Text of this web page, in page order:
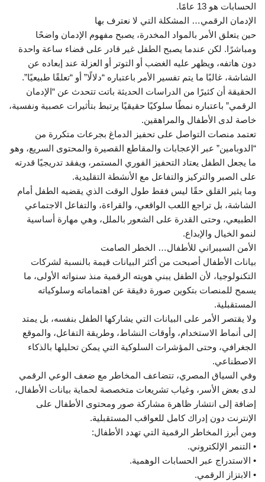
الحسابات هو 13 عامًا.
الإدمان الرقمي… المشكلة التي لا نعترف بها
حين يتعلق الأمر بالمواد المخدرة، يصبح مفهوم الإدمان واضحًا
ومباشرًا. لكن عندما يصبح الطفل غير قادر على قضاء ساعة واحدة
دون هاتفه، ويظهر عليه الغضب أو التوتر أو العزلة عند إبعاده عن
الشاشة، غالبًا ما يتم تفسير الأمر باعتباره “دلالًا” أو “تعلقًا طبيعيًا”.
الحقيقة أن كثيرًا من الدراسات الحديثة باتت تتحدث عن “الإدمان
الرقمي” باعتباره نمطًا سلوكيًا حقيقيًا يرتبط بتأثيرات عصبية ونفسية،
خاصة لدى الأطفال والمراهقين.
تعتمد منصات التواصل على تحفيز الدماغ بجرعات متكررة من
“الدوبامين” عبر الإعجابات والمقاطع القصيرة والمحتوى السريع، وهو
ما يجعل الطفل يعتاد التحفيز الفوري المستمر، ويفقد تدريجيًا قدرته
على الصبر والتركيز والتفاعل مع الأنشطة التقليدية.
وما يثير القلق حقًا ليس فقط طول الوقت الذي يقضيه الطفل أمام
الشاشة، بل تراجع اللعب الواقعي، والقراءة، والتفاعل الاجتماعي
الطبيعي، وحتى القدرة على الشعور بالملل، وهي مهارة أساسية
لنمو الخيال والإبداع.
الأمن السيبراني للأطفال… الخطر الصامت
بيانات الأطفال أصبحت من أكثر البيانات قيمة بالنسبة لشركات
التكنولوجيا، لأن الطفل يبني هويته الرقمية منذ سنواته الأولى، ما
يسمح للمنصات بتكوين صورة دقيقة عن اهتماماته وسلوكياته
المستقبلية.
ولا يقتصر الأمر على البيانات التي يشاركها الطفل بنفسه، بل يمتد
إلى أنماط الاستخدام، وأوقات النشاط، وطريقة التفاعل، والموقع
الجغرافي، وحتى المؤشرات السلوكية التي يمكن تحليلها بالذكاء
الاصطناعي.
وفي السياق المصري، تتضاعف المخاطر مع ضعف الوعي الرقمي
لدى بعض الأسر، وغياب تشريعات متخصصة لحماية بيانات الأطفال،
إضافة إلى انتشار ظاهرة مشاركة صور ومحتوى الأطفال على
الإنترنت دون إدراك كامل للعواقب المستقبلية.
ومن أبرز المخاطر الرقمية التي تهدد الأطفال:
• التنمر الإلكتروني.
• الاستدراج عبر الحسابات الوهمية.
• الابتزاز الرقمي.